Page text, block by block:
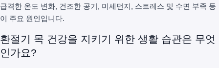
급격한 온도 변화, 건조한 공기, 미세먼지, 스트레스 및 수면 부족 등
이 주요 원인입니다.
환절기 목 건강을 지키기 위한 생활 습관은 무엇
인가요?